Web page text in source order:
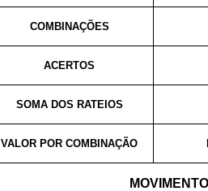
COMBINAÇÕES
ACERTOS
SOMA DOS RATEIOS
VALOR POR COMBINAÇÃO